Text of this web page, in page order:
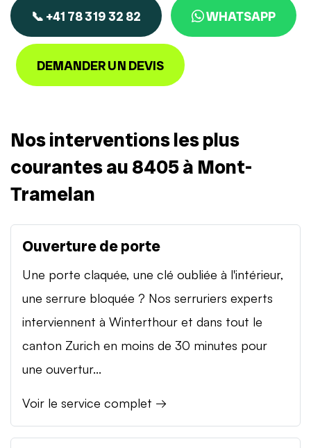
📞 +41 78 319 32 82 WHATSAPP
DEMANDER UN DEVIS
Nos interventions les plus
courantes au 8405 à Mont-
Tramelan
Ouverture de porte
Une porte claquée, une clé oubliée à l'intérieur,
une serrure bloquée ? Nos serruriers experts
interviennent à Winterthour et dans tout le
canton Zurich en moins de 30 minutes pour
une ouvertur...
Voir le service complet →